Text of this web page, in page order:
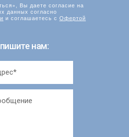
Вы даете согласие на
данных согласно
и соглашаетесь с Офертой
нам: